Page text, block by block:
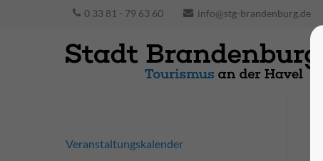
0 33 81 - 79 63 60 info@stg-brandenburg.de
Veranstaltungskalender